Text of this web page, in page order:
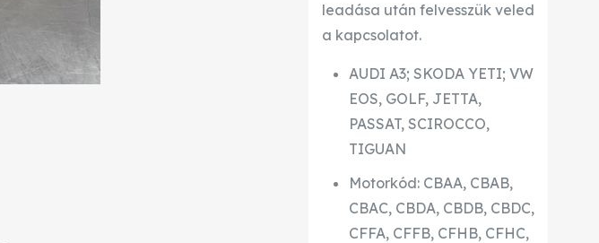
leadása után felvesszük veled
a kapcsolatot.
AUDI A3; SKODA YETI; VW
EOS, GOLF, JETTA,
PASSAT, SCIROCCO,
TIGUAN
Motorkód: CBAA, CBAB,
CBAC, CBDA, CBDB, CBDC,
CFFA, CFFB, CFHB, CFHC,